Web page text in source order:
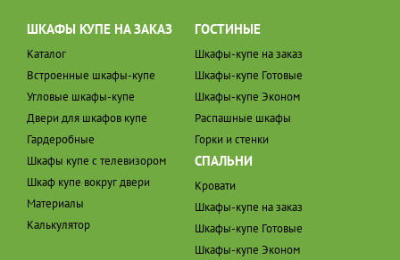
ШКАФЫ КУПЕ НА ЗАКАЗ
Каталог
Встроенные шкафы-купе
Угловые шкафы-купе
Двери для шкафов купе
Гардеробные
Шкафы купе с телевизором
Шкаф купе вокруг двери
Материалы
Калькулятор
ГОСТИНЫЕ
Шкафы-купе на заказ
Шкафы-купе Готовые
Шкафы-купе Эконом
Распашные шкафы
Горки и стенки
СПАЛЬНИ
Кровати
Шкафы-купе на заказ
Шкафы-купе Готовые
Шкафы-купе Эконом